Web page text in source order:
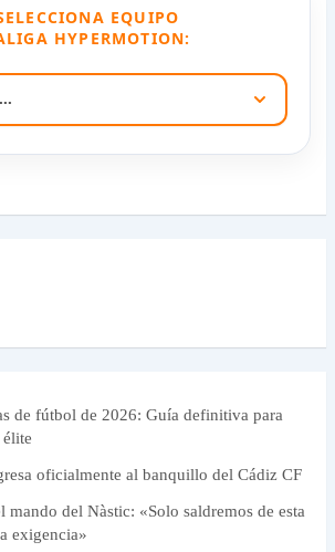
EQUIPO
HYPERMOTION:
de fútbol de 2026: Guía definitiva para
oficialmente al banquillo del Cádiz CF
mando del Nàstic: «Solo saldremos de esta
exigencia»